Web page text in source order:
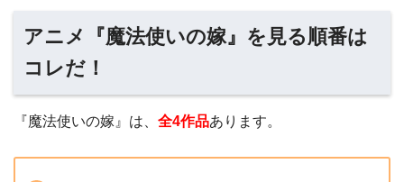
アニメ『魔法使いの嫁』を見る順番は
コレだ！
『魔法使いの嫁』は、 全4作品あります。